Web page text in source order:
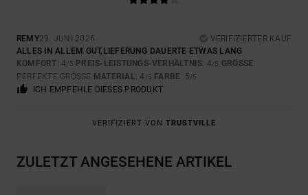
REMY29. JUNI 2026
VERIFIZIERTER KAUF
ALLES IN ALLEM GUT,LIEFERUNG DAUERTE ETWAS LANG
KOMFORT: 4/5 PREIS-LEISTUNGS-VERHÄLTNIS: 4/5 GRÖSSE :
PERFEKTE GRÖSSE MATERIAL: 4 /5 FARBE: 5/5
ICH EMPFEHLE DIESES PRODUKT
VERIFIZIERT VON TRUSTVILLE
ZULETZT ANGESEHENE ARTIKEL